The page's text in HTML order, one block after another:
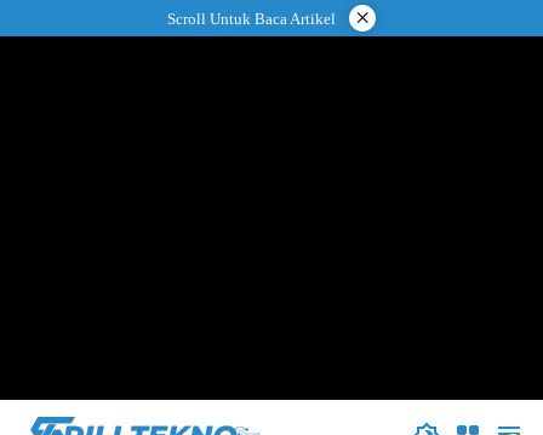
ke
Scroll Untuk Baca Artikel ×